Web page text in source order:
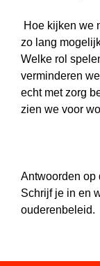
Hoe kijken we
zo lang
Welke rol
verminderen
echt met zorg
zien we voor
Antwoorden op
Schrijf je in en
ouderenbeleid.